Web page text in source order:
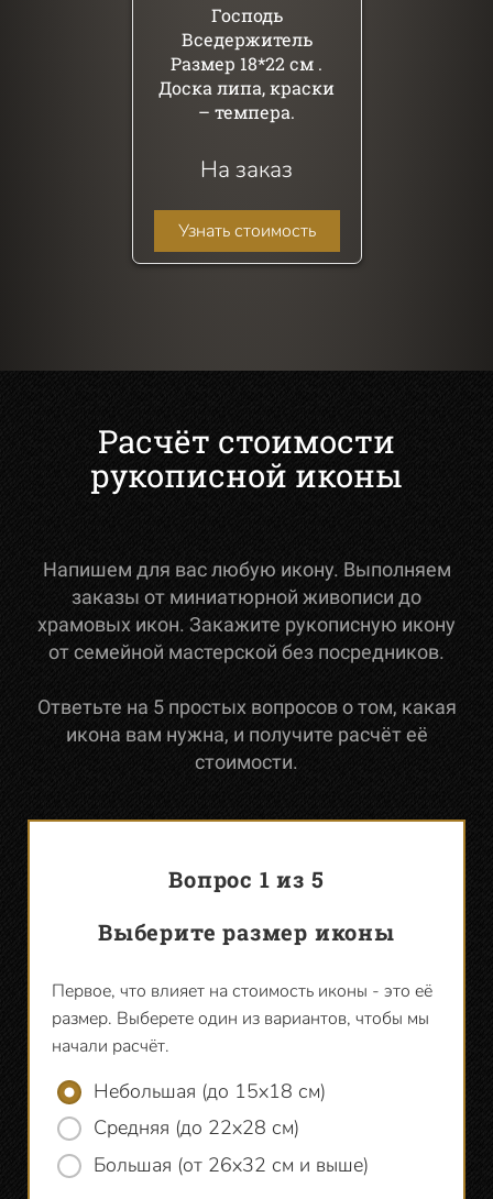
Господь
Вседержитель
Размер 18*22 см .
Доска липа, краски
– темпера.
На заказ
Узнать стоимость
Расчёт стоимости
рукописной иконы
Напишем для вас любую икону. Выполняем
заказы от миниатюрной живописи до
храмовых икон. Закажите рукописную икону
от семейной мастерской без посредников.
Ответьте на 5 простых вопросов о том, какая
икона вам нужна, и получите расчёт её
стоимости.
Вопрос 1 из 5
Выберите размер иконы
Первое, что влияет на стоимость иконы - это её
размер. Выберете один из вариантов, чтобы мы
начали расчёт.
Небольшая (до 15х18 см)
Средняя (до 22х28 см)
Большая (от 26х32 см и выше)